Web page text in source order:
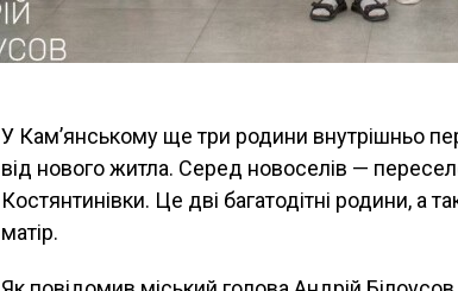
У Кам’янському ще три родини внутрішньо
від нового житла. Серед новоселів —
Костянтинівки. Це дві багатодітні родини, а
матір.